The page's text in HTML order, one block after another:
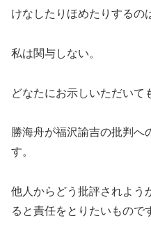
けなしたりほめたりするの
私は関与しない。
どなたにお示しいただいて
勝海舟が福沢諭吉の批判へ
す。
他人からどう批評されよう
ると責任をとりたいもので